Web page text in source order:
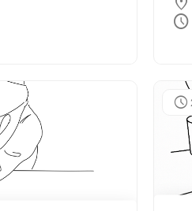
schedule
schedule